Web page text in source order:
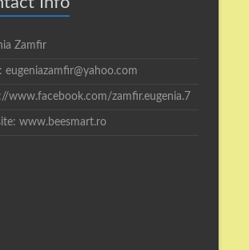
Zamfir
eugeniazamfir@yahoo.com
www.facebook.com/zamfir.eugenia.7
www.beesmart.ro